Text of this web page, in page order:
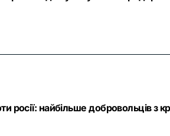
росії: найбільше добровольців з